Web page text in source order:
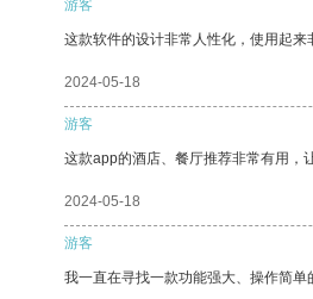
游客
这款软件的设计非常人性化，使用起来
2024-05-18
游客
这款app的酒店、餐厅推荐非常有用，
2024-05-18
游客
我一直在寻找一款功能强大、操作简